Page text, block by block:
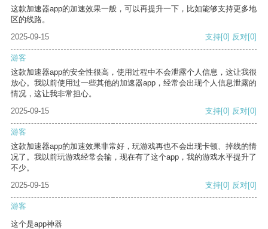
这款加速器app的加速效果一般，可以再提升一下，比如能够支持更多地
区的线路。
2025-09-15
支持[0] 反对[0]
游客
这款加速器app的安全性很高，使用过程中不会泄露个人信息，这让我很
放心。我以前使用过一些其他的加速器app，经常会出现个人信息泄露的
情况，这让我非常担心。
2025-09-15
支持[0] 反对[0]
游客
这款加速器app的加速效果非常好，玩游戏再也不会出现卡顿、掉线的情
况了。我以前玩游戏经常会输，现在有了这个app，我的游戏水平提升了
不少。
2025-09-15
支持[0] 反对[0]
游客
这个是app神器